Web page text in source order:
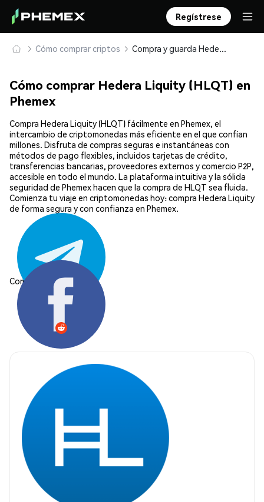
Regístrese
Cómo comprar criptos Compra y guarda Hedera Liquity (HLQT) de forma segura
Cómo comprar Hedera Liquity (HLQT) en
Phemex
Compra Hedera Liquity (HLQT) fácilmente en Phemex, el
intercambio de criptomonedas más eficiente en el que confían
millones. Disfruta de compras seguras e instantáneas con
métodos de pago flexibles, incluidos tarjetas de crédito,
transferencias bancarias, proveedores externos y comercio P2P,
accesible en todo el mundo. La plataforma intuitiva y la sólida
seguridad de Phemex hacen que la compra de HLQT sea fluida.
Comienza tu viaje en criptomonedas hoy: compra Hedera Liquity
de forma segura y con confianza en Phemex.
Compartir: